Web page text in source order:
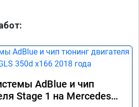
AdBlue и чип
Stage 1 на Mercedes